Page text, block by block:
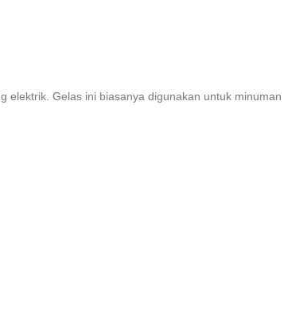
elektrik. Gelas ini biasanya digunakan untuk minuman